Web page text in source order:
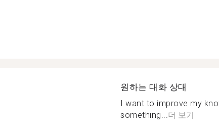
원하는 대화 상대
I want to improve my
something...더 보기